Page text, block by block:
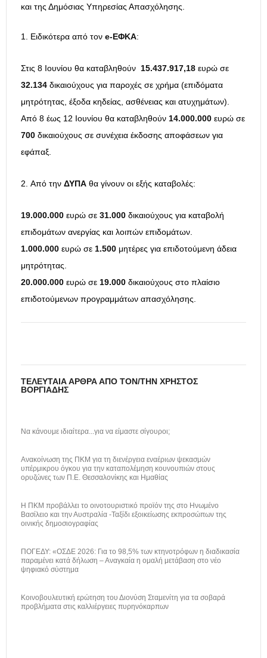
και της Δημόσιας Υπηρεσίας Απασχόλησης.
Ειδικότερα από τον e-ΕΦΚΑ:
Στις 8 Ιουνίου θα καταβληθούν 15.437.917,18 ευρώ σε
32.134 δικαιούχους για παροχές σε χρήμα (επιδόματα
μητρότητας, έξοδα κηδείας, ασθένειας και ατυχημάτων).
Από 8 έως 12 Ιουνίου θα καταβληθούν 14.000.000 ευρώ σε
700 δικαιούχους σε συνέχεια έκδοσης αποφάσεων για
εφάπαξ.
Από την ΔΥΠΑ θα γίνουν οι εξής καταβολές:
19.000.000 ευρώ σε 31.000 δικαιούχους για καταβολή
επιδομάτων ανεργίας και λοιπών επιδομάτων.
1.000.000 ευρώ σε 1.500 μητέρες για επιδοτούμενη άδεια
μητρότητας.
20.000.000 ευρώ σε 19.000 δικαιούχους στο πλαίσιο
επιδοτούμενων προγραμμάτων απασχόλησης.
ΤΕΛΕΥΤΑΊΑ ΆΡΘΡΑ ΑΠΌ ΤΟΝ/ΤΗΝ ΧΡΉΣΤΟΣ
ΒΟΡΓΙΆΔΗΣ
Να κάνουμε ιδιαίτερα...για να είμαστε σίγουροι;
Ανακοίνωση της ΠΚΜ για τη διενέργεια εναέριων ψεκασμών
υπέρμικρου όγκου για την καταπολέμηση κουνουπιών στους
ορυζώνες των Π.Ε. Θεσσαλονίκης και Ημαθίας
H ΠΚΜ προβάλλει το οινοτουριστικό προϊόν της στο Ηνωμένο
Βασίλειο και την Αυστραλία -Ταξίδι εξοικείωσης εκπροσώπων της
οινικής δημοσιογραφίας
ΠΟΓΕΔΥ: «ΟΣΔΕ 2026: Για το 98,5% των κτηνοτρόφων η διαδικασία
παραμένει κατά δήλωση – Αναγκαία η ομαλή μετάβαση στο νέο
ψηφιακό σύστημα
Κοινοβουλευτική ερώτηση του Διονύση Σταμενίτη για τα σοβαρά
προβλήματα στις καλλιέργειες πυρηνόκαρπων